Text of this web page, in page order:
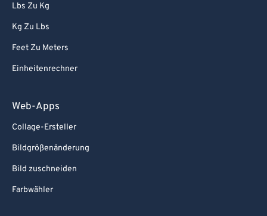
Lbs Zu Kg
Kg Zu Lbs
Feet Zu Meters
Einheitenrechner
Web-Apps
Collage-Ersteller
Bildgrößenänderung
Bild zuschneiden
Farbwähler